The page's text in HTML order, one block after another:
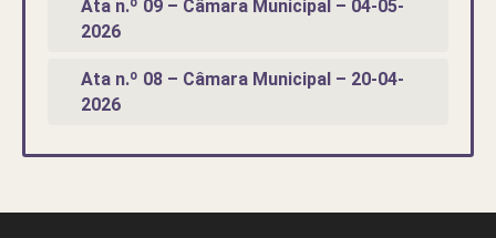
Ata n.º 09 – Câmara Municipal – 04-05-
2026
Ata n.º 08 – Câmara Municipal – 20-04-
2026